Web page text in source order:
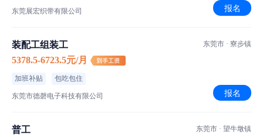
东莞展宏织带有限公司 报名
装配工组装工
5378.5-6723.5元/月
加班补贴 包吃包住
东莞市德磬电子科技有限公司
东莞市 · 寮步镇
报名
普工
东莞市 · 望牛墩镇